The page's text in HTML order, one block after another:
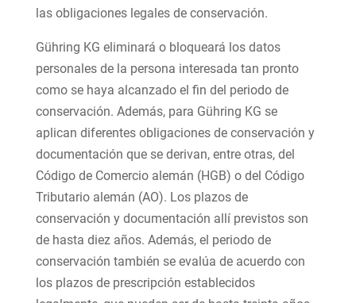
las obligaciones legales de conservación.
Gühring KG eliminará o bloqueará los datos
personales de la persona interesada tan pronto
como se haya alcanzado el fin del periodo de
conservación. Además, para Gühring KG se
aplican diferentes obligaciones de conservación y
documentación que se derivan, entre otras, del
Código de Comercio alemán (HGB) o del Código
Tributario alemán (AO). Los plazos de
conservación y documentación allí previstos son
de hasta diez años. Además, el periodo de
conservación también se evalúa de acuerdo con
los plazos de prescripción establecidos